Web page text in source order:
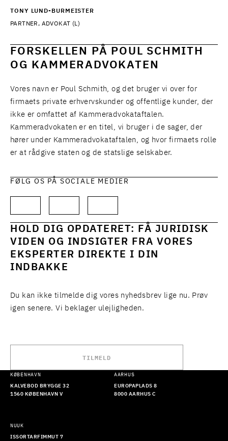
TONY LUND-BURMEISTER
PARTNER, ADVOKAT (L)
FORSKELLEN PÅ POUL SCHMITH
OG KAMMERADVOKATEN
Vores navn er Poul Schmith, og det bruger vi over for
firmaets private erhvervskunder og offentlige kunder, der
ikke er omfattet af Kammeradvokataftalen.
Kammeradvokaten er en titel, vi bruger i de sager, der
hører under Kammeradvokataftalen, og hvor firmaets rolle
er at rådgive staten og de statslige selskaber.
FØLG OS PÅ SOCIALE MEDIER
HOLD DIG OPDATERET: FÅ JURIDISK
VIDEN OG INDSIGTER FRA VORES
EKSPERTER DIREKTE I DIN
INDBAKKE
Du kan ikke tilmelde dig vores nyhedsbrev lige nu. Prøv
igen senere. Vi beklager ulejligheden.
TILMELD
KØBENHAVN
KALVEBOD BRYGGE 32
1560 KØBENHAVN V
AARHUS
EUROPAPLADS 8
8000 AARHUS C
NUUK
ISSORTARFIMMUT 7